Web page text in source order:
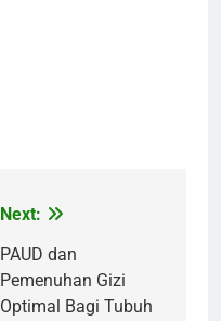
Next:
PAUD dan
Pemenuhan Gizi
Optimal Bagi Tubuh